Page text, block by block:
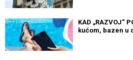
KAD „RAZVOJ“
kućom, bazen u